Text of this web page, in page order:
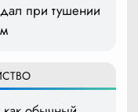
при тушении